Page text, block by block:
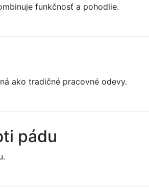
funkčnosť a pohodlie.
ako tradičné pracovné odevy.
pádu